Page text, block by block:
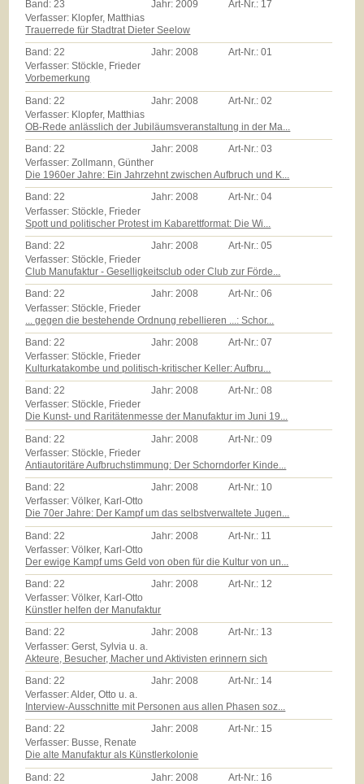
Band: 23 Jahr: 2009 Art-Nr.: 17
Verfasser: Klopfer, Matthias
Trauerrede für Stadtrat Dieter Seelow
Band:22 Jahr:2008 Art-Nr.:01
Verfasser: Stöckle, Frieder
Vorbemerkung
Band: 22 Jahr: 2008 Art-Nr.:02
Verfasser: Klopfer, Matthias
OB-Rede anlässlich der Jubiläumsveranstaltung in der Ma...
Band:22 Jahr:2008 Art-Nr.:03
Verfasser: Zollmann, Günther
Die 1960er Jahre: Ein Jahrzehnt zwischen Aufbruch und K...
Band:22 Jahr:2008 Art-Nr.:04
Verfasser: Stöckle, Frieder
Spott und politischer Protest im Kabarettformat: Die Wi...
Band:22 Jahr:2008 Art-Nr.:05
Verfasser: Stöckle, Frieder
Club Manufaktur - Geselligkeitsclub oder Club zur Förde...
Band:22 Jahr:2008 Art-Nr.:06
Verfasser: Stöckle, Frieder
... gegen die bestehende Ordnung rebellieren ...: Schor...
Band: 22 Jahr: 2008 Art-Nr.:07
Verfasser: Stöckle, Frieder
Kulturkatakombe und politisch-kritischer Keller: Aufbru...
Band:22 Jahr:2008 Art-Nr.:08
Verfasser: Stöckle, Frieder
Die Kunst- und Raritätenmesse der Manufaktur im Juni 19...
Band: 22 Jahr: 2008 Art-Nr.:09
Verfasser: Stöckle, Frieder
Antiautoritäre Aufbruchstimmung: Der Schorndorfer Kinde...
Band:22 Jahr:2008 Art-Nr.: 10
Verfasser: Völker, Karl-Otto
Die 70er Jahre: Der Kampf um das selbstverwaltete Jugen...
Band: 22 Jahr: 2008 Art-Nr.: 11
Verfasser: Völker, Karl-Otto
Der ewige Kampf ums Geld von oben für die Kultur von un...
Band:22 Jahr:2008 Art-Nr.: 12
Verfasser: Völker, Karl-Otto
Künstler helfen der Manufaktur
Band:22 Jahr:2008 Art-Nr.: 13
Verfasser: Gerst, Sylvia u. a.
Akteure, Besucher, Macher und Aktivisten erinnern sich
Band:22 Jahr:2008 Art-Nr.: 14
Verfasser: Alder, Otto u. a.
Interview-Ausschnitte mit Personen aus allen Phasen soz...
Band:22 Jahr:2008 Art-Nr.: 15
Verfasser: Busse, Renate
Die alte Manufaktur als Künstlerkolonie
Band: 22 Jahr: 2008 Art-Nr.: 16